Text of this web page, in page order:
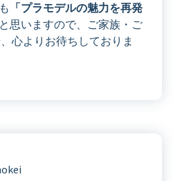
「プラモデルの魅力を再発
思いますので、ご家族・ご
心よりお待ちしておりま